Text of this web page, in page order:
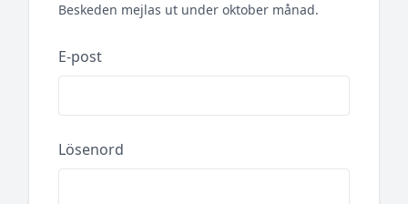
Beskeden mejlas ut under oktober månad.
E-post
Lösenord